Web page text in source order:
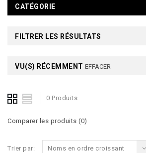
CATÉGORIE
FILTRER LES RÉSULTATS
VU(S) RÉCEMMENT EFFACER
0 Produits
Comparer les produits (0)
Trier par: Noms en ordre croissant